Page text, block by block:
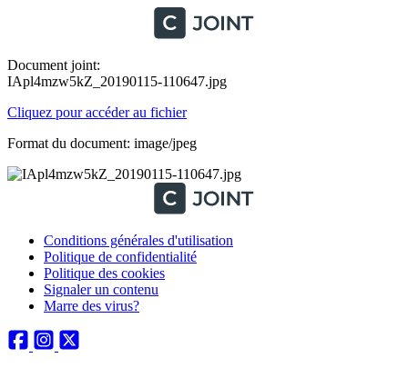
Document joint:
IApl4mzw5kZ_20190115-110647.jpg
Cliquez pour accéder au fichier
Format du document: image/jpeg
Conditions générales d'utilisation
Politique de confidentialité
Politique des cookies
Signaler un contenu
Marre des virus?